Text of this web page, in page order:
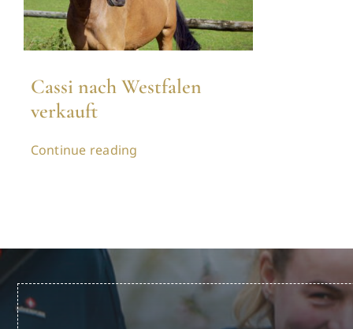
Cassi nach Westfalen
verkauft
Continue reading